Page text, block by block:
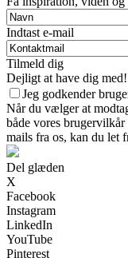
Indtast e-mail
Tilmeld dig
Dejligt at have dig med!
Jeg godkender
Når du vælger at
både vores
mails fra os, kan du let
Del glæden
X
Facebook
Instagram
LinkedIn
YouTube
Pinterest